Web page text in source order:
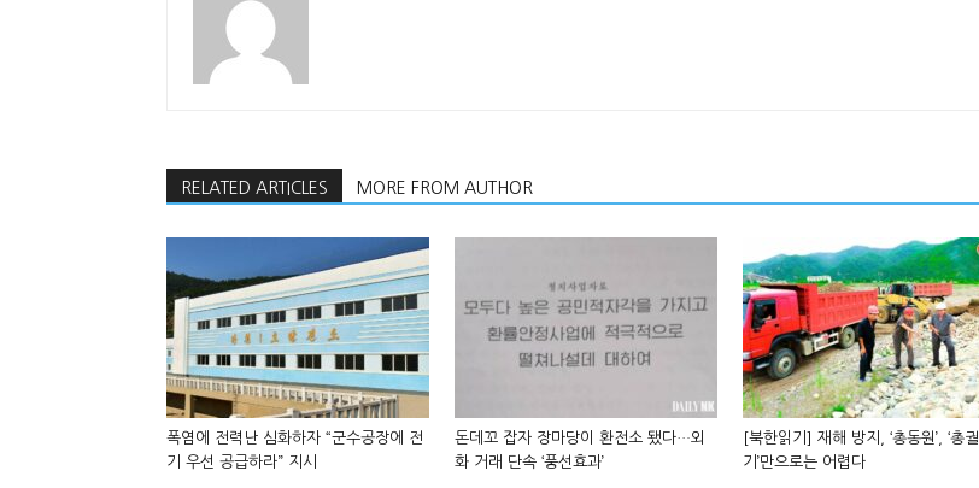
RELATED ARTICLES MORE FROM AUTHOR
폭염에 전력난 심화하자 “군수공장에 전
기 우선 공급하라” 지시
돈데꼬 잡자 장마당이 환전소 됐다…외
화 거래 단속 ‘풍선효과’
[북한읽기] 재해 방지, ‘총동원’, ‘총궐
기’만으로는 어렵다